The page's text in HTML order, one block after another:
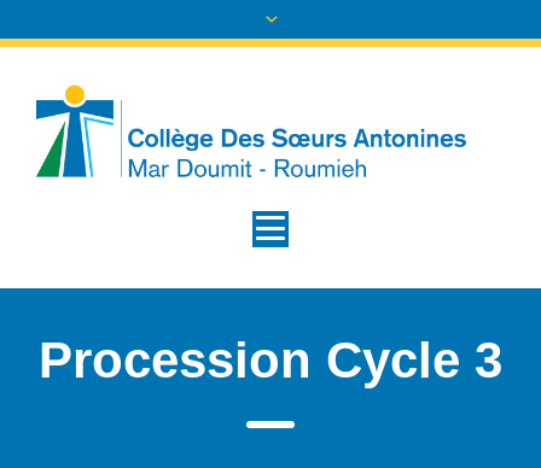
Procession Cycle 3